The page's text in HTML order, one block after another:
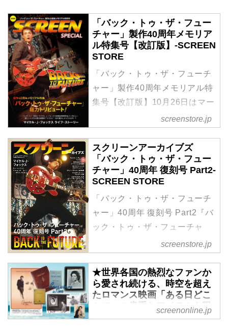
「バック・トゥ・ザ・フュー
チャー」製作40周年メモリア
ル特集号【改訂版】-SCREEN
STORE
「バック・トゥ・ザ・フューチ
ャー」製作40周年メモリアル特
集号【改訂版】10月26日はマー
ティがタイムマシンの実験を行
った日！そのアニバーサリーの
日を記念して、2024年の大阪コ
ミコンで販売され即完売した
「製作35周年記念 SCREEN
登場！全てBTTFの一冊。マイ
ケル・J・フォックス初来日イン
タビュー、ライフストーリー、
親しい人たちが語る素顔のマイ
ろ満載！● A4判● 32ページ● 販
売価格 1,500円 ＋税
screenstore.jp
スクリーンアーカイブズ
「バック・トゥ・ザ・フュー
チャー」40周年 復刻号 Part2-
SCREEN STORE
「バック・トゥ・ザ・フューチ
ャー」40周年 復刻号 Part2『バ
ック・トゥ・ザ・フューチャ
ー』40周年を記念した
「SCREENアーカイブズ」
Part2を発売！三部作のストーリ
ーとキャラクターを改めて振り
返るとともに、マイケル・J・フ
ォックスの再録インタビューや
screenstore.jp
★世界各国の熱烈なファンか
ら愛され続ける、時空を超え
たロマンス映画「ある日どこ
かで」の貴重なアイテムを限
定公開！ - SCREEN
screenonline.jp